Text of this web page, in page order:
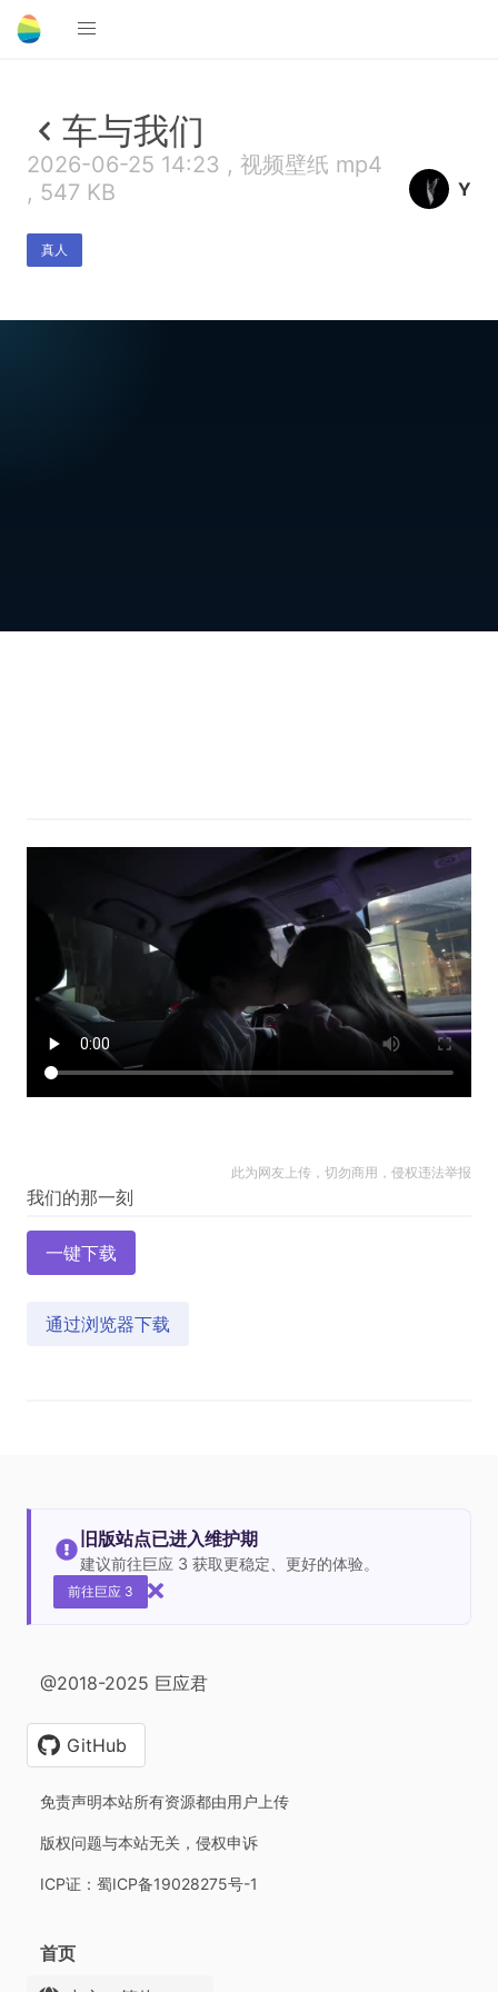
车与我们
2026-06-25 14:23 , 视频壁纸 mp4
, 547 KB
真人
Y
此为网友上传，切勿商用，侵权违法举报
一键下载
通过浏览器下载
旧版站点已进入维护期
建议前往巨应 3 获取更稳定、更好的体验。
前往巨应 3
@2018-2025 巨应君
GitHub
免责声明本站所有资源都由用户上传
版权问题与本站无关，侵权申诉
ICP证：蜀ICP备19028275号-1
首页